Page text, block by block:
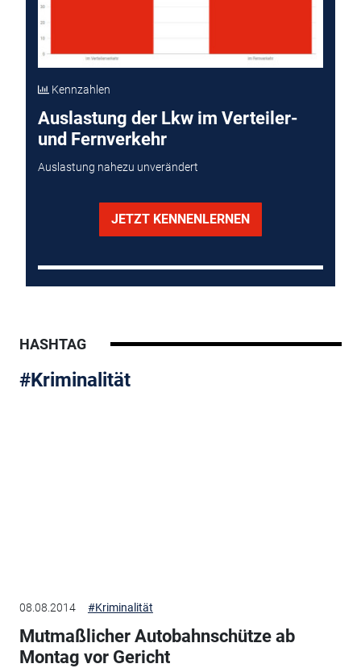
Kennzahlen
Auslastung der Lkw im Verteiler-
und Fernverkehr
Auslastung nahezu unverändert
JETZT KENNENLERNEN
HASHTAG
#Kriminalität
08.08.2014 #Kriminalität
Mutmaßlicher Autobahnschütze ab
Montag vor Gericht